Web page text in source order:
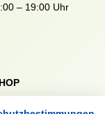
– 19:00 Uhr